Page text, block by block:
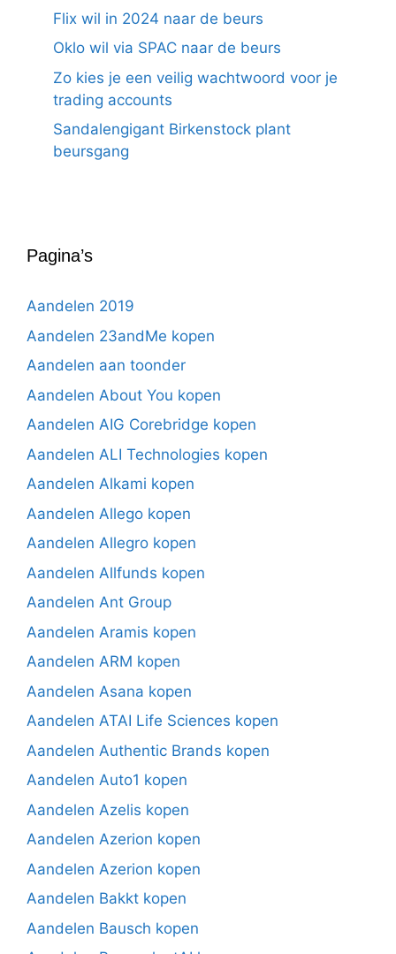
Flix wil in 2024 naar de beurs
Oklo wil via SPAC naar de beurs
Zo kies je een veilig wachtwoord voor je
trading accounts
Sandalengigant Birkenstock plant
beursgang
Pagina’s
Aandelen 2019
Aandelen 23andMe kopen
Aandelen aan toonder
Aandelen About You kopen
Aandelen AIG Corebridge kopen
Aandelen ALI Technologies kopen
Aandelen Alkami kopen
Aandelen Allego kopen
Aandelen Allegro kopen
Aandelen Allfunds kopen
Aandelen Ant Group
Aandelen Aramis kopen
Aandelen ARM kopen
Aandelen Asana kopen
Aandelen ATAI Life Sciences kopen
Aandelen Authentic Brands kopen
Aandelen Auto1 kopen
Aandelen Azelis kopen
Aandelen Azerion kopen
Aandelen Azerion kopen
Aandelen Bakkt kopen
Aandelen Bausch kopen